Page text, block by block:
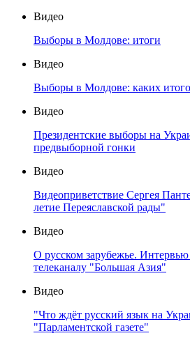
Видео
Выборы в Молдове: итоги
Видео
Выборы в Молдове: каких
Видео
Президентские выборы на
предвыборной гонки
Видео
Видеоприветствие Сергея
летие Переяславской рады"
Видео
О русском зарубежье. Интервью
телеканалу "Большая Азия"
Видео
"Что ждёт русский язык на
"Парламентской газете"